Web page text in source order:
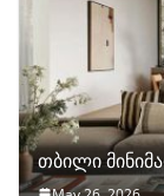
თბილი